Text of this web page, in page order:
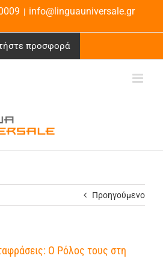
| info@linguauniversale.gr
προσφορά
Προηγούμενο
Ο Ρόλος τους στη